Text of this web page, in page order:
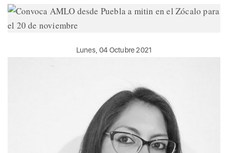
Lunes, 04 Octubre 2021